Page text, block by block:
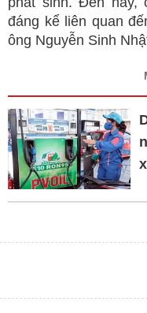
đáng kể liên quan
ông Nguyễn Sinh